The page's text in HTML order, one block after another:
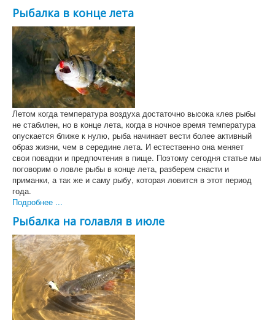
Рыбалка в конце лета
Летом когда температура воздуха достаточно высока клев рыбы
не стабилен, но в конце лета, когда в ночное время температура
опускается ближе к нулю, рыба начинает вести более активный
образ жизни, чем в середине лета. И естественно она меняет
свои повадки и предпочтения в пище. Поэтому сегодня статье мы
поговорим о ловле рыбы в конце лета, разберем снасти и
приманки, а так же и саму рыбу, которая ловится в этот период
года.
Подробнее ...
Рыбалка на голавля в июле